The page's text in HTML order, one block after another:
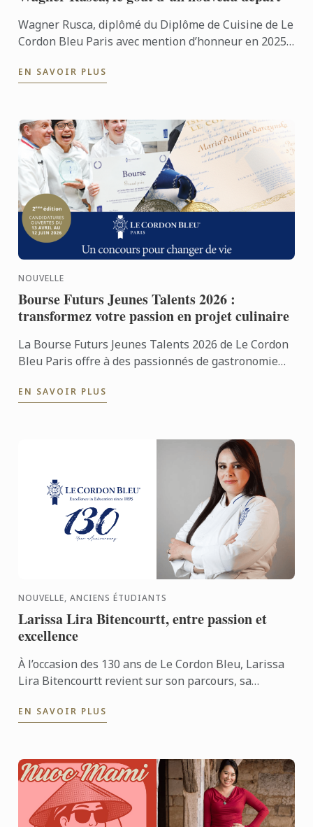
Wagner Rusca, diplômé du Diplôme de Cuisine de Le
Cordon Bleu Paris avec mention d’honneur en 2025,
Aguas, où sa ...
EN SAVOIR PLUS
NOUVELLE
Bourse Futurs Jeunes Talents 2026 :
transformez votre passion en projet culinaire
La Bourse Futurs Jeunes Talents 2026 de Le Cordon
Bleu Paris offre à des passionnés de gastronomie
concours ...
EN SAVOIR PLUS
NOUVELLE, ANCIENS ÉTUDIANTS
Larissa Lira Bitencourtt, entre passion et
excellence
À l’occasion des 130 ans de Le Cordon Bleu, Larissa
Lira Bitencourtt revient sur son parcours, sa
continuent de ...
EN SAVOIR PLUS